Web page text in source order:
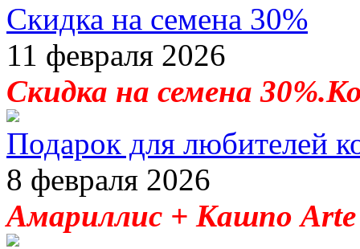
Скидка на семена 30%
11 февраля 2026
Скидка на семена
Подарок для любителей
8 февраля 2026
Амариллис + Кашпо